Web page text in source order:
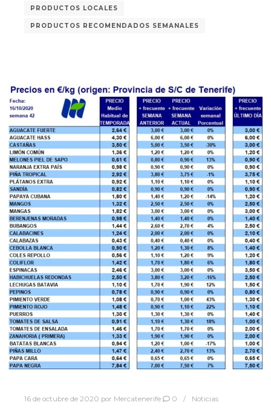
PRODUCTOS LOCALES
PRODUCTOS RECOMENDADOS SEMANALES
16 de octubre de 2020 por Mercatenerife 0 Noticias